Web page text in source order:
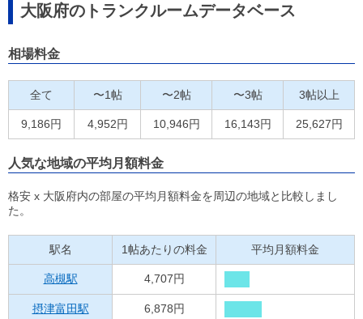
大阪府のトランクルームデータベース
相場料金
全て 〜1帖 〜2帖 〜3帖 3帖以上
9,186円 4,952円 10,946円 16,143円 25,627円
人気な地域の平均月額料金
格安 x 大阪府内の部屋の平均月額料金を周辺の地域と比較しまし
た。
駅名 1帖あたりの料金 平均月額料金
高槻駅 4,707円
摂津富田駅 6,878円